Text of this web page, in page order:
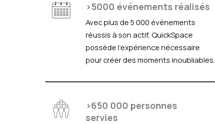
>5000 événements réalisés
Avec plus de 5 000 événements
réussis à son actif, QuickSpace
possède l'expérience nécessaire
pour créer des moments inoubliables.
>650 000 personnes
servies